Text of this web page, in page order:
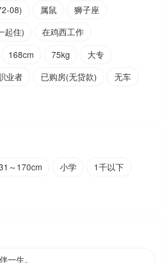
08) 属鼠
狮子座
起住)
在鸡西工作
168cm 75kg
大专
业者 已购房(无贷款)
无车
～170cm 小学
1千以下
一生。